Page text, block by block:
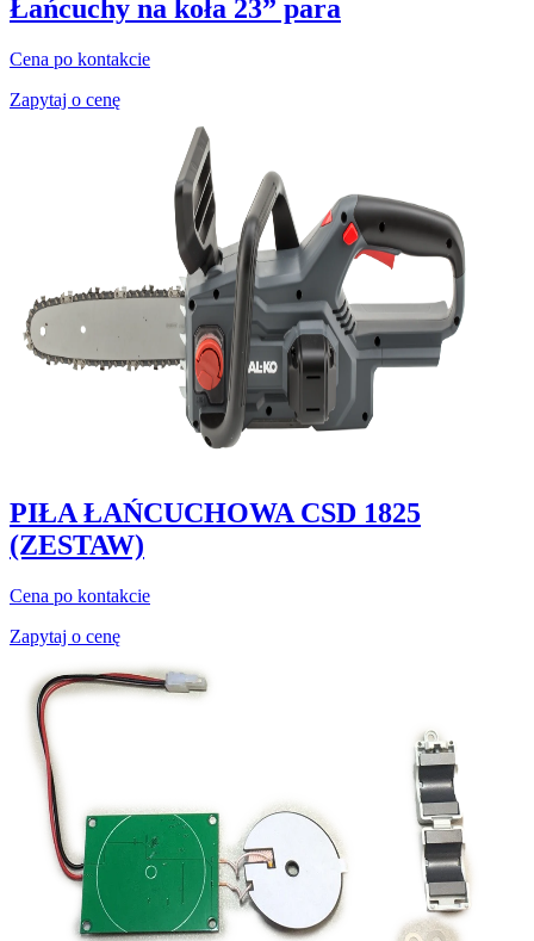
Łańcuchy na koła 23” para
Cena po kontakcie
Zapytaj o cenę
PIŁA ŁAŃCUCHOWA CSD 1825
(ZESTAW)
Cena po kontakcie
Zapytaj o cenę